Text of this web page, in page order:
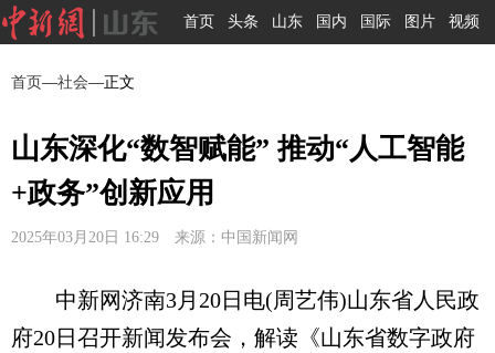
首页 头条 山东 国内 国际 图片 视频
首页—社会—正文
山东深化“数智赋能” 推动“人工智能
+政务”创新应用
2025年03月20日 16:29 来源：中国新闻网
中新网济南3月20日电(周艺伟)山东省人民政
府20日召开新闻发布会，解读《山东省数字政府